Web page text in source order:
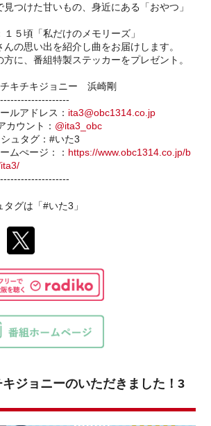
つけた甘いもの、身近にある「おやつ」
５頃「私だけのメモリーズ」
の思い出を紹介し曲をお届けします。
に、番組特製ステッカーをプレゼント。
キチキジョニー 浜崎剛
ルアドレス： ita3@obc1314.co.jp
カウント： @ita3_obc
ュタグ：#いた3
ムぺージ：： https://www.obc1314.co.jp/b
タグは「#いた3」
キジョニーのいただきました！3